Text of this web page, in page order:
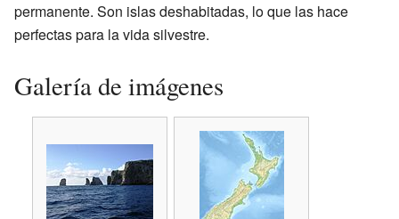
permanente. Son islas deshabitadas, lo que las hace
perfectas para la vida silvestre.
Galería de imágenes